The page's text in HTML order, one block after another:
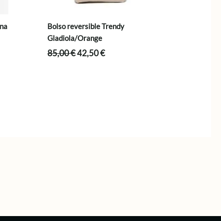
Bolso reversible Trendy
Gladiola/Orange
85,00€El
42,50€El